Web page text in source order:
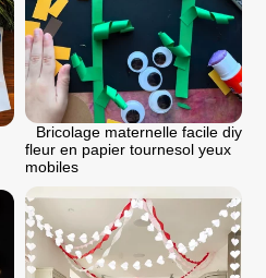
Bricolage maternelle facile diy
fleur en papier tournesol yeux
mobiles